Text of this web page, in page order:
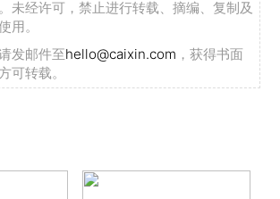
未经许可，禁止进行转载、摘编、复制及
用。
发邮件至hello@caixin.com ，获得书面
可转载。